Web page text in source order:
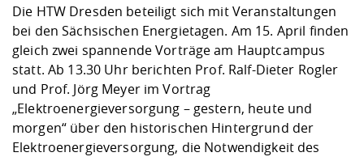
Digitales Lernen
Jobs, Praktika,
Angebote der
Arbeit
Internationale
Förderverein
Die HTW Dresden beteiligt sich mit Veranstaltungen
bei den Sächsischen Energietagen. Am 15. April finden
gleich zwei spannende Vorträge am Hauptcampus
statt. Ab 13.30 Uhr berichten Prof. Ralf-Dieter Rogler
und Prof. Jörg Meyer im Vortrag
„Elektroenergieversorgung – gestern, heute und
morgen“ über den historischen Hintergrund der
Elektroenergieversorgung, die Notwendigkeit des